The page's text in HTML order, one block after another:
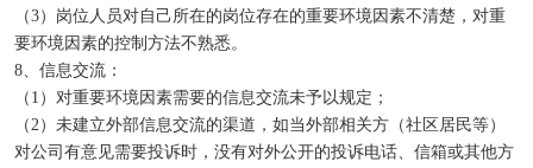
（3）岗位人员对自己所在的岗位存在的重要环境因素不清楚，对重
要环境因素的控制方法不熟悉。
8、信息交流：
（1）对重要环境因素需要的信息交流未予以规定；
（2）未建立外部信息交流的渠道，如当外部相关方（社区居民等）
对公司有意见需要投诉时，没有对外公开的投诉电话、信箱或其他方